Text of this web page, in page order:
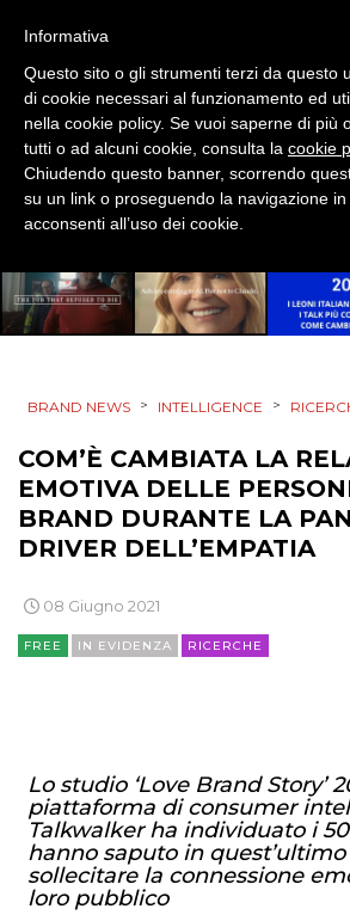
BRAND NEWS > INTELLIGENCE >
COM’È CAMBIATA LA
EMOTIVA DELLE
BRAND DURANTE LA
DRIVER DELL’EMPATIA
08 Giugno 2021
FREE IN EVIDENZA RICERCHE
Lo studio ‘Love Brand Story’
piattaforma di consumer
Talkwalker ha individuato i
hanno saputo in
sollecitare la connessione
loro pubblico
Informativa
Questo sito o gli strumenti terzi da questo
di cookie necessari al funzionamento ed
nella cookie policy. Se vuoi saperne di più
tutti o ad alcuni cookie, consulta la cookie
Chiudendo questo banner, scorrendo
su un link o proseguendo la navigazione in
acconsenti all’uso dei cookie.